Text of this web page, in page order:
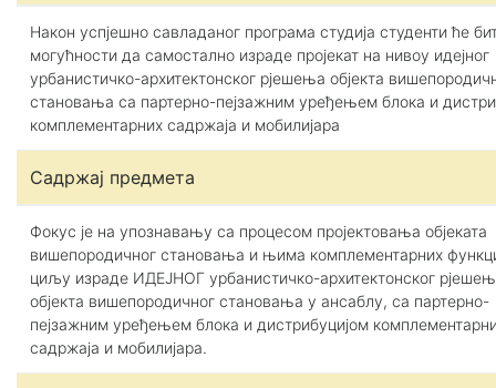
Након успjешно савладаног програма студија студенти ће
могућности да самостално израде пројекат на нивоу идејног
урбанистичко-архитектонског рјешења објекта
становања са партерно-пејзажним уређењем блока и
комплементарних садржаја и мобилијара
Садржај предмета
Фокус је на упознавању са процесом пројектовања објеката
вишепородичног становања и њима комплементарних
циљу израде ИДЕЈНОГ урбанистичко-архитектонског
објекта вишепородичног становања у ансаблу, са партерно-
пејзажним уређењем блока и дистрибуцијом
садржаја и мобилијара.